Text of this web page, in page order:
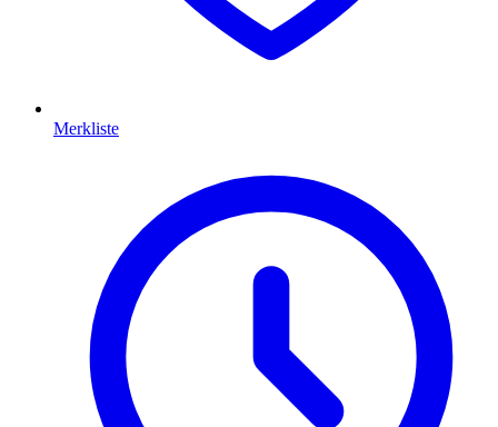
Merkliste